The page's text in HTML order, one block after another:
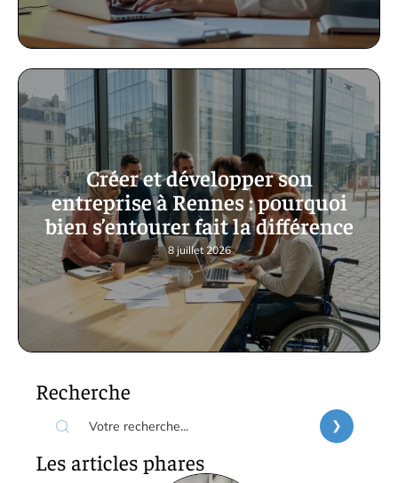
Créer et développer son
entreprise à Rennes : pourquoi
bien s’entourer fait la différence
8 juillet 2026
Recherche
Les articles phares